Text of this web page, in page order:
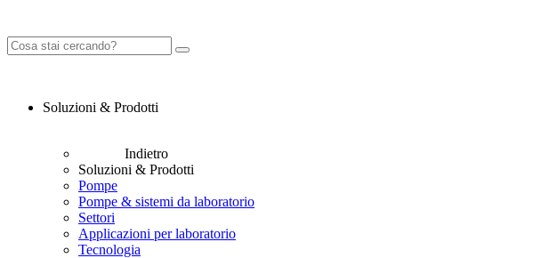
Soluzioni & Prodotti
Indietro
Soluzioni & Prodotti
Pompe
Pompe & sistemi da laboratorio
Settori
Applicazioni per laboratorio
Tecnologia